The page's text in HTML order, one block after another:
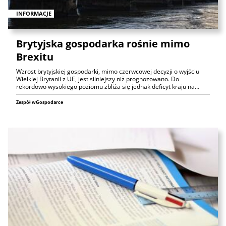
INFORMACJE
Brytyjska gospodarka rośnie mimo
Brexitu
Wzrost brytyjskiej gospodarki, mimo czerwcowej decyzji o wyjściu
Wielkiej Brytanii z UE, jest silniejszy niż prognozowano. Do
rekordowo wysokiego poziomu zbliża się jednak deficyt kraju na…
Zespół wGospodarce